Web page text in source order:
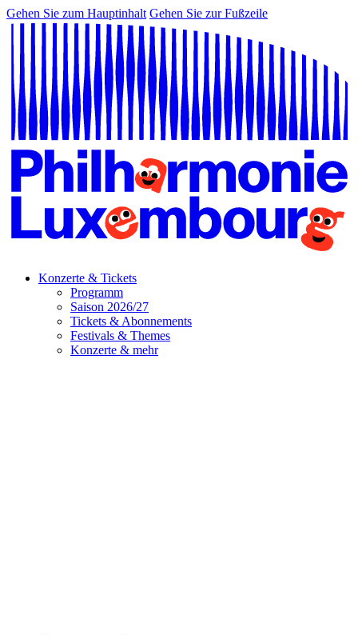
Gehen Sie zum Hauptinhalt Gehen Sie zur Fußzeile
Konzerte & Tickets
Programm
Saison 2026/27
Tickets & Abonnements
Festivals & Themes
Konzerte & mehr